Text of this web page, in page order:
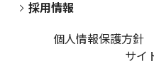
採用情報
個人情報保護方針
サイ